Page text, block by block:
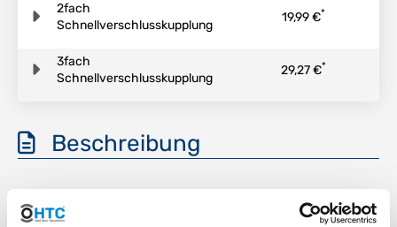
2fach
Schnellverschlusskupplung
19,99 €*
3fach
Schnellverschlusskupplung
29,27 €*
Beschreibung